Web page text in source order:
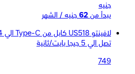
جنيه
يبدأ من 62 جنيه / الشهر
تصل الي 5 جيجا بايت/ثانية
749